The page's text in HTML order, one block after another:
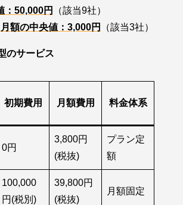
： 50,000円
（該当9社）
額の中央値：3,000円
（該当3社）
のサービス
初期費用 月額費用 料金体系
0円
3,800円
(税抜)
プラン定
額
100,000
円(税別)
39,800円
(税抜)
月額固定